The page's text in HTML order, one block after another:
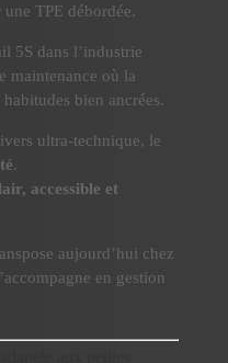
une TPE débordée.
5S dans l’industrie
maintenance où la
bien ancrées.
ultra-technique, le
.
accessible et
aujourd’hui chez
en gestion